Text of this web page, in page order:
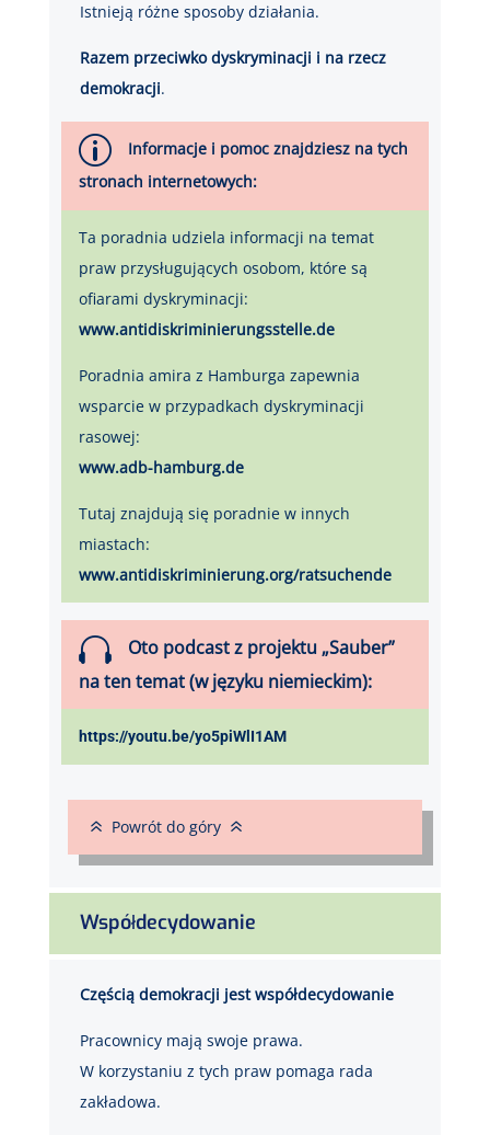
Istnieją różne sposoby działania.
Razem przeciwko dyskryminacji i na rzecz
demokracji.
p
Informacje i pomoc znajdziesz na tych
stronach internetowych:
Ta poradnia udziela informacji na temat
praw przysługujących osobom, które są
ofiarami dyskryminacji:
www.antidiskriminierungsstelle.de
Poradnia amira z Hamburga zapewnia
wsparcie w przypadkach dyskryminacji
rasowej:
www.adb-hamburg.de
Tutaj znajdują się poradnie w innych
miastach:
www.antidiskriminierung.org/ratsuchende

Oto podcast z projektu „Sauber”
na ten temat (w języku niemieckim):
https://youtu.be/yo5piWlI1AM
6 Powrót do góry 6
Współdecydowanie
Częścią demokracji jest współdecydowanie
Pracownicy mają swoje prawa.
W korzystaniu z tych praw pomaga rada
zakładowa.